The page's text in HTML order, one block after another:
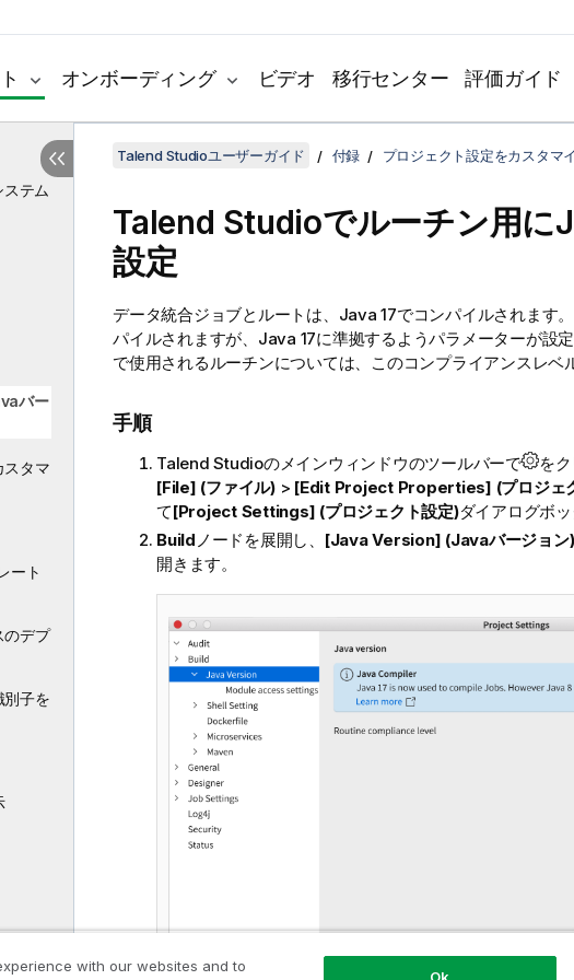
オンボーディング ビデオ 移行センター 評価ガイド
ティ
テム
バー
スタマ
ート
のデプ
別子を
Talend Studioユーザーガイド 付録 プロジェクト設定をカスタマ
Talend Studioでルーチン用に
設定
データ統合ジョブとルートは、Java 17でコンパイルされます
パイルされますが、Java 17に準拠するようパラメーターが設
で使用されるルーチンについては、このコンプライアンスレベ
手順
Talend Studioのメインウィンドウのツールバーで
を
[File] (ファイル)> [Edit Project Properties] (プロジェ
て[Project Settings] (プロジェクト設定)ダイアログボッ
Build ノードを展開し、 [Java Version] (Javaバージョン)
開きます。
with our websites and to